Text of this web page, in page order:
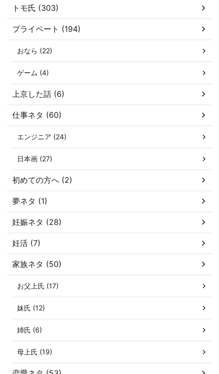
トモ氏 (303)
プライベート (194)
おなら (22)
ゲーム (4)
上京した話 (6)
仕事ネタ (60)
エンジニア (24)
日本画 (27)
初めての方へ (2)
夢ネタ (1)
妊娠ネタ (28)
妊活 (7)
家族ネタ (50)
お父上氏 (17)
妹氏 (12)
姉氏 (6)
母上氏 (19)